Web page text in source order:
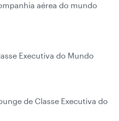
aérea do mundo
Executiva do Mundo
de Classe Executiva do